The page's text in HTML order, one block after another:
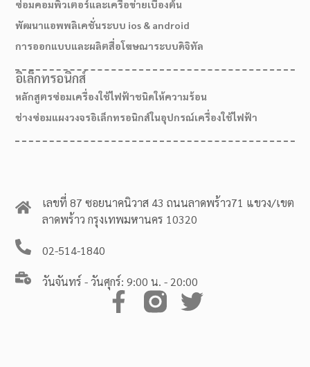
เลขที่ 87 ซอยนาคนิวาส 43 ถนนลาดพร้าว71 แขวง/เขต
ลาดพร้าว กรุงเทพมหานคร 10320
02-514-1840
วันจันทร์ - วันศุกร์: 9:00 น. - 20:00
ซ่อมคอมพิวเตอร์และเครือข่ายเบื้องต้น
พัฒนาแอพพลิเคชั่นระบบ ios & android
การออกแบบและผลิตสื่อโฆษณาระบบดิจิทัล
อิเล็กทรอนิกส์
หลักสูตรซ่อมเครื่องใช้ไฟฟ้าชนิดให้ความร้อน
ช่างซ่อมแผงวงจรอิเล็กทรอนิกส์ในอุปกรณ์เครื่องใช้ไฟฟ้า